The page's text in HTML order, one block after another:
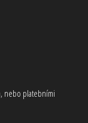
nebo platebními